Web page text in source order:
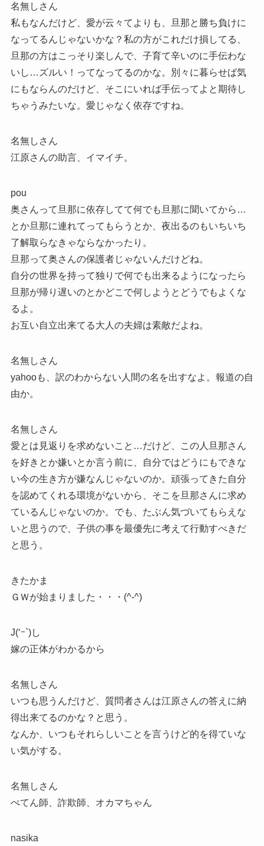
名無しさん
私もなんだけど、愛が云々てよりも、旦那と勝ち負けに
なってるんじゃないかな？私の方がこれだけ損してる、
旦那の方はこっそり楽しんで、子育て辛いのに手伝わな
いし…ズルい！ってなってるのかな。別々に暮らせば気
にもならんのだけど、そこにいれば手伝ってよと期待し
ちゃうみたいな。愛じゃなく依存ですね。
名無しさん
江原さんの助言、イマイチ。
pou
奥さんって旦那に依存してて何でも旦那に聞いてから…
とか旦那に連れてってもらうとか、夜出るのもいちいち
了解取らなきゃならなかったり。
旦那って奥さんの保護者じゃないんだけどね。
自分の世界を持って独りで何でも出来るようになったら
旦那が帰り遅いのとかどこで何しようとどうでもよくな
るよ。
お互い自立出来てる大人の夫婦は素敵だよね。
名無しさん
yahooも、訳のわからない人間の名を出すなよ。報道の自
由か。
名無しさん
愛とは見返りを求めないこと…だけど、この人旦那さん
を好きとか嫌いとか言う前に、自分ではどうにもできな
い今の生き方が嫌なんじゃないのか。頑張ってきた自分
を認めてくれる環境がないから、そこを旦那さんに求め
ているんじゃないのか。でも、たぶん気づいてもらえな
いと思うので、子供の事を最優先に考えて行動すべきだ
と思う。
きたかま
ＧＷが始まりました・・・(^-^)
J(‘ｰ`)し
嫁の正体がわかるから
名無しさん
いつも思うんだけど、質問者さんは江原さんの答えに納
得出来てるのかな？と思う。
なんか、いつもそれらしいことを言うけど的を得ていな
い気がする。
名無しさん
ぺてん師、詐欺師、オカマちゃん
nasika